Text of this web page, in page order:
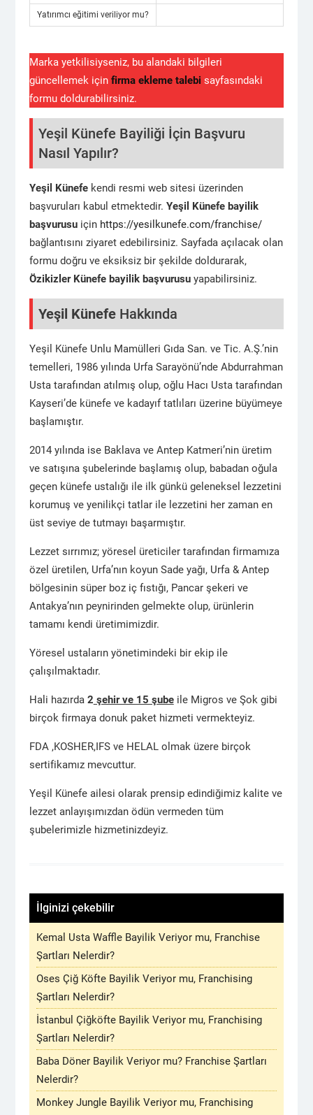
Yatırımcı eğitimi veriliyor mu?
Marka yetkilisiyseniz, bu alandaki bilgileri
güncellemek için firma ekleme talebi sayfasındaki
formu doldurabilirsiniz.
Yeşil Künefe Bayiliği İçin Başvuru
Nasıl Yapılır?
Yeşil Künefekendi resmi web sitesi üzerinden
başvuruları kabul etmektedir. Yeşil Künefebayilik
başvurusuiçin https://yesilkunefe.com/franchise/
bağlantısını ziyaret edebilirsiniz. Sayfada açılacak olan
formu doğru ve eksiksiz bir şekilde doldurarak,
Özikizler Künefebayilik başvurusuyapabilirsiniz.
Yeşil KünefeHakkında
Yeşil Künefe Unlu Mamülleri Gıda San. ve Tic. A.Ş.’nin
temelleri, 1986 yılında Urfa Sarayönü’nde Abdurrahman
Usta tarafından atılmış olup, oğlu Hacı Usta tarafından
Kayseri’de künefe ve kadayıf tatlıları üzerine büyümeye
başlamıştır.
2014 yılında ise Baklava ve Antep Katmeri’nin üretim
ve satışına şubelerinde başlamış olup, babadan oğula
geçen künefe ustalığı ile ilk günkü geleneksel lezzetini
korumuş ve yenilikçi tatlar ile lezzetini her zaman en
üst seviye de tutmayı başarmıştır.
Lezzet sırrımız; yöresel üreticiler tarafından firmamıza
özel üretilen, Urfa’nın koyun Sade yağı, Urfa & Antep
bölgesinin süper boz iç fıstığı, Pancar şekeri ve
Antakya’nın peynirinden gelmekte olup, ürünlerin
tamamı kendi üretimimizdir.
Yöresel ustaların yönetimindeki bir ekip ile
çalışılmaktadır.
Hali hazırda 2 şehir ve 15 şube ile Migros ve Şok gibi
birçok firmaya donuk paket hizmeti vermekteyiz.
FDA ,KOSHER,IFS ve HELAL olmak üzere birçok
sertifikamız mevcuttur.
Yeşil Künefe ailesi olarak prensip edindiğimiz kalite ve
lezzet anlayışımızdan ödün vermeden tüm
şubelerimizle hizmetinizdeyiz.
İlginizi çekebilir
Kemal Usta Waffle Bayilik Veriyor mu, Franchise
Şartları Nelerdir?
Oses Çiğ Köfte Bayilik Veriyor mu, Franchising
Şartları Nelerdir?
İstanbul Çiğköfte Bayilik Veriyor mu, Franchising
Şartları Nelerdir?
Baba Döner Bayilik Veriyor mu? Franchise Şartları
Nelerdir?
Monkey Jungle Bayilik Veriyor mu, Franchising